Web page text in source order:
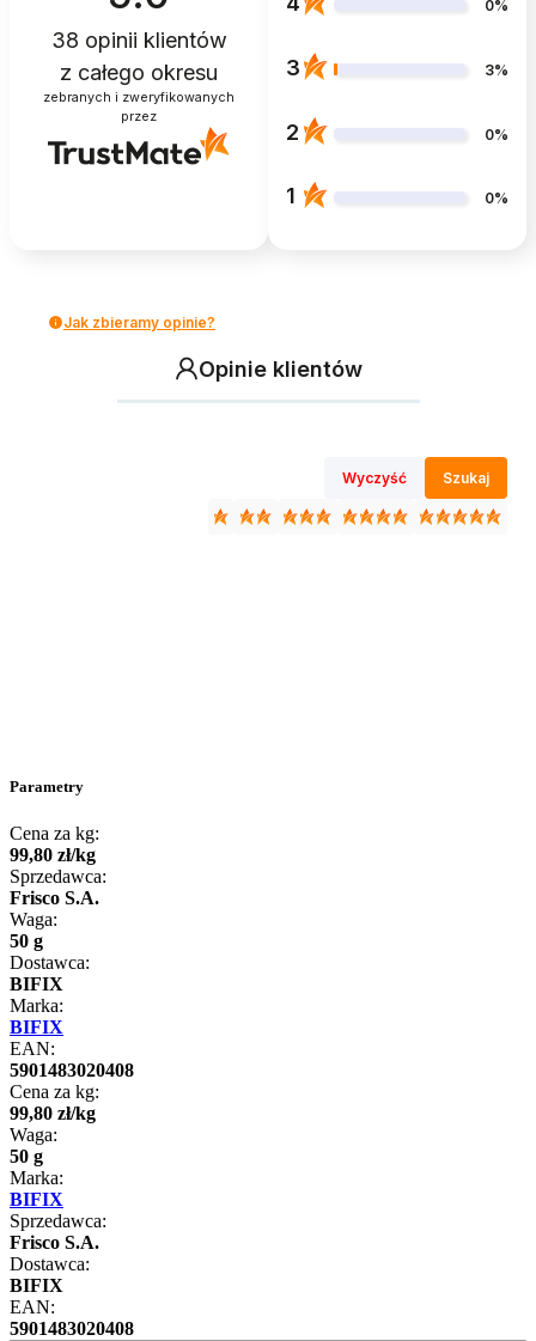
38 opinii klientów
z całego okresu
zebranych i zweryfikowanych
przez
0%
3 3%
2 0%
1 0%
Jak zbieramy opinie?
Opinie klientów
Wyczyść Szukaj
Parametry
Cena za kg:
99,80 zł/kg
Sprzedawca:
Frisco S.A.
Waga:
50 g
Dostawca:
BIFIX
Marka:
BIFIX
EAN:
5901483020408
Cena za kg:
99,80 zł/kg
Waga:
50 g
Marka:
BIFIX
Sprzedawca:
Frisco S.A.
Dostawca:
BIFIX
EAN:
5901483020408